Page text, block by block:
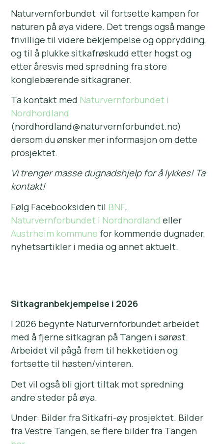
Naturvernforbundet vil fortsette kampen for
naturen på øya videre. Det trengs også mange
frivillige til videre bekjempelse og opprydding,
og til å plukke sitkafrøskudd etter hogst og
etter åresvis med spredning fra store
konglebærende sitkagraner.
Ta kontakt med Naturvernforbundet i
Nordhordland
(nordhordland@naturvernforbundet.no)
dersom du ønsker mer informasjon om dette
prosjektet.
Vi trenger masse dugnadshjelp for å lykkes! Ta
kontakt!
Følg Facebooksiden til BNF,
Naturvernforbundet i Nordhordland eller
Austrheim kommune for kommende dugnader,
nyhetsartikler i media og annet aktuelt.
Sitkagranbekjempelse i 2026
I 2026 begynte Naturvernforbundet arbeidet
med å fjerne sitkagran på Tangen i sørøst.
Arbeidet vil pågå frem til hekketiden og
fortsette til høsten/vinteren.
Det vil også bli gjort tiltak mot spredning
andre steder på øya.
Under: Bilder fra Sitkafri-øy prosjektet. Bilder
fra Vestre Tangen, se flere bilder fra Tangen